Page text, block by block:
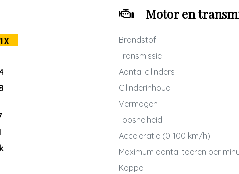
Motor en
Brandstof
Transmissie
Aantal cilinders
Cilinderinhoud
Vermogen
Topsnelheid
Acceleratie (0-100 km/h)
Maximum aantal toeren per
Koppel